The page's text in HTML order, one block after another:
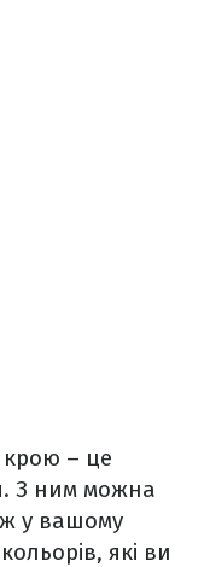
– це
З ним можна
у вашому
які ви